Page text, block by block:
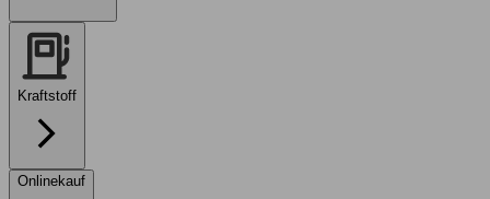
Kraftstoff
Onlinekauf